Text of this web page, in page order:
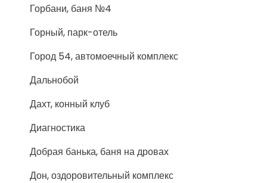
Горбани, баня №4
Горный, парк-отель
Город 54, автомоечный комплекс
Дальнобой
Дахт, конный клуб
Диагностика
Добрая банька, баня на дровах
Дон, оздоровительный комплекс